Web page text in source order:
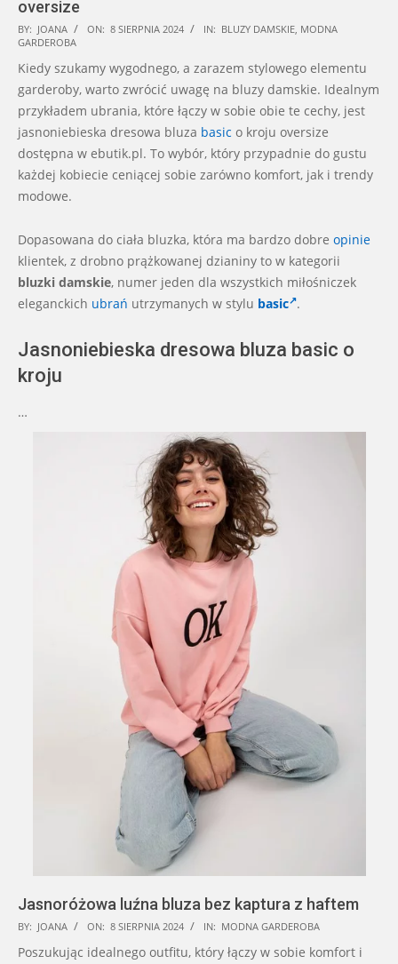
oversize
2024-
08-
08
BY: JOANA ON: 8 SIERPNIA 2024 IN: BLUZY DAMSKIE, MODNA
GARDEROBA
Kiedy szukamy wygodnego, a zarazem stylowego elementu
garderoby, warto zwrócić uwagę na bluzy damskie. Idealnym
przykładem ubrania, które łączy w sobie obie te cechy, jest
jasnoniebieska dresowa bluza basic o kroju oversize
dostępna w ebutik.pl. To wybór, który przypadnie do gustu
każdej kobiecie ceniącej sobie zarówno komfort, jak i trendy
modowe.
Dopasowana do ciała bluzka, która ma bardzo dobre opinie
klientek, z drobno prążkowanej dzianiny to w kategorii
bluzki damskie, numer jeden dla wszystkich miłośniczek
eleganckich ubrań utrzymanych w stylu basic .
Jasnoniebieska dresowa bluza basic o
kroju
…
Jasnoróżowa luźna bluza bez kaptura z haftem
2024-
08-
BY: JOANA ON: 8 SIERPNIA 2024 IN: MODNA GARDEROBA
Poszukując idealnego outfitu, który łączy w sobie komfort i